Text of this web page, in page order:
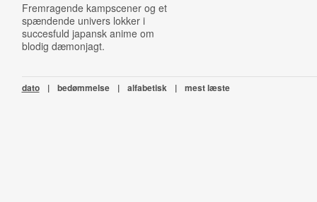
Fremragende kampscener og et
spændende univers lokker i
succesfuld japansk anime om
blodig dæmonjagt.
dato | bedømmelse | alfabetisk | mest læste